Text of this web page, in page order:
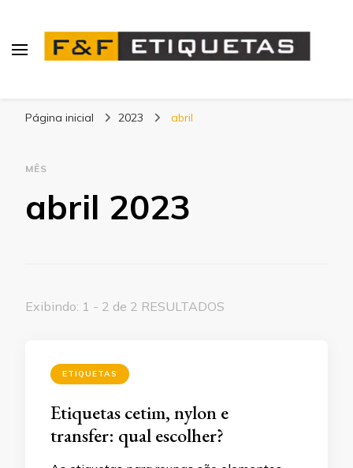
Página inicial 2023 abril
MÊS
abril 2023
Exibindo: 1 - 2 de 2 RESULTADOS
ETIQUETAS
Etiquetas cetim, nylon e
transfer: qual escolher?